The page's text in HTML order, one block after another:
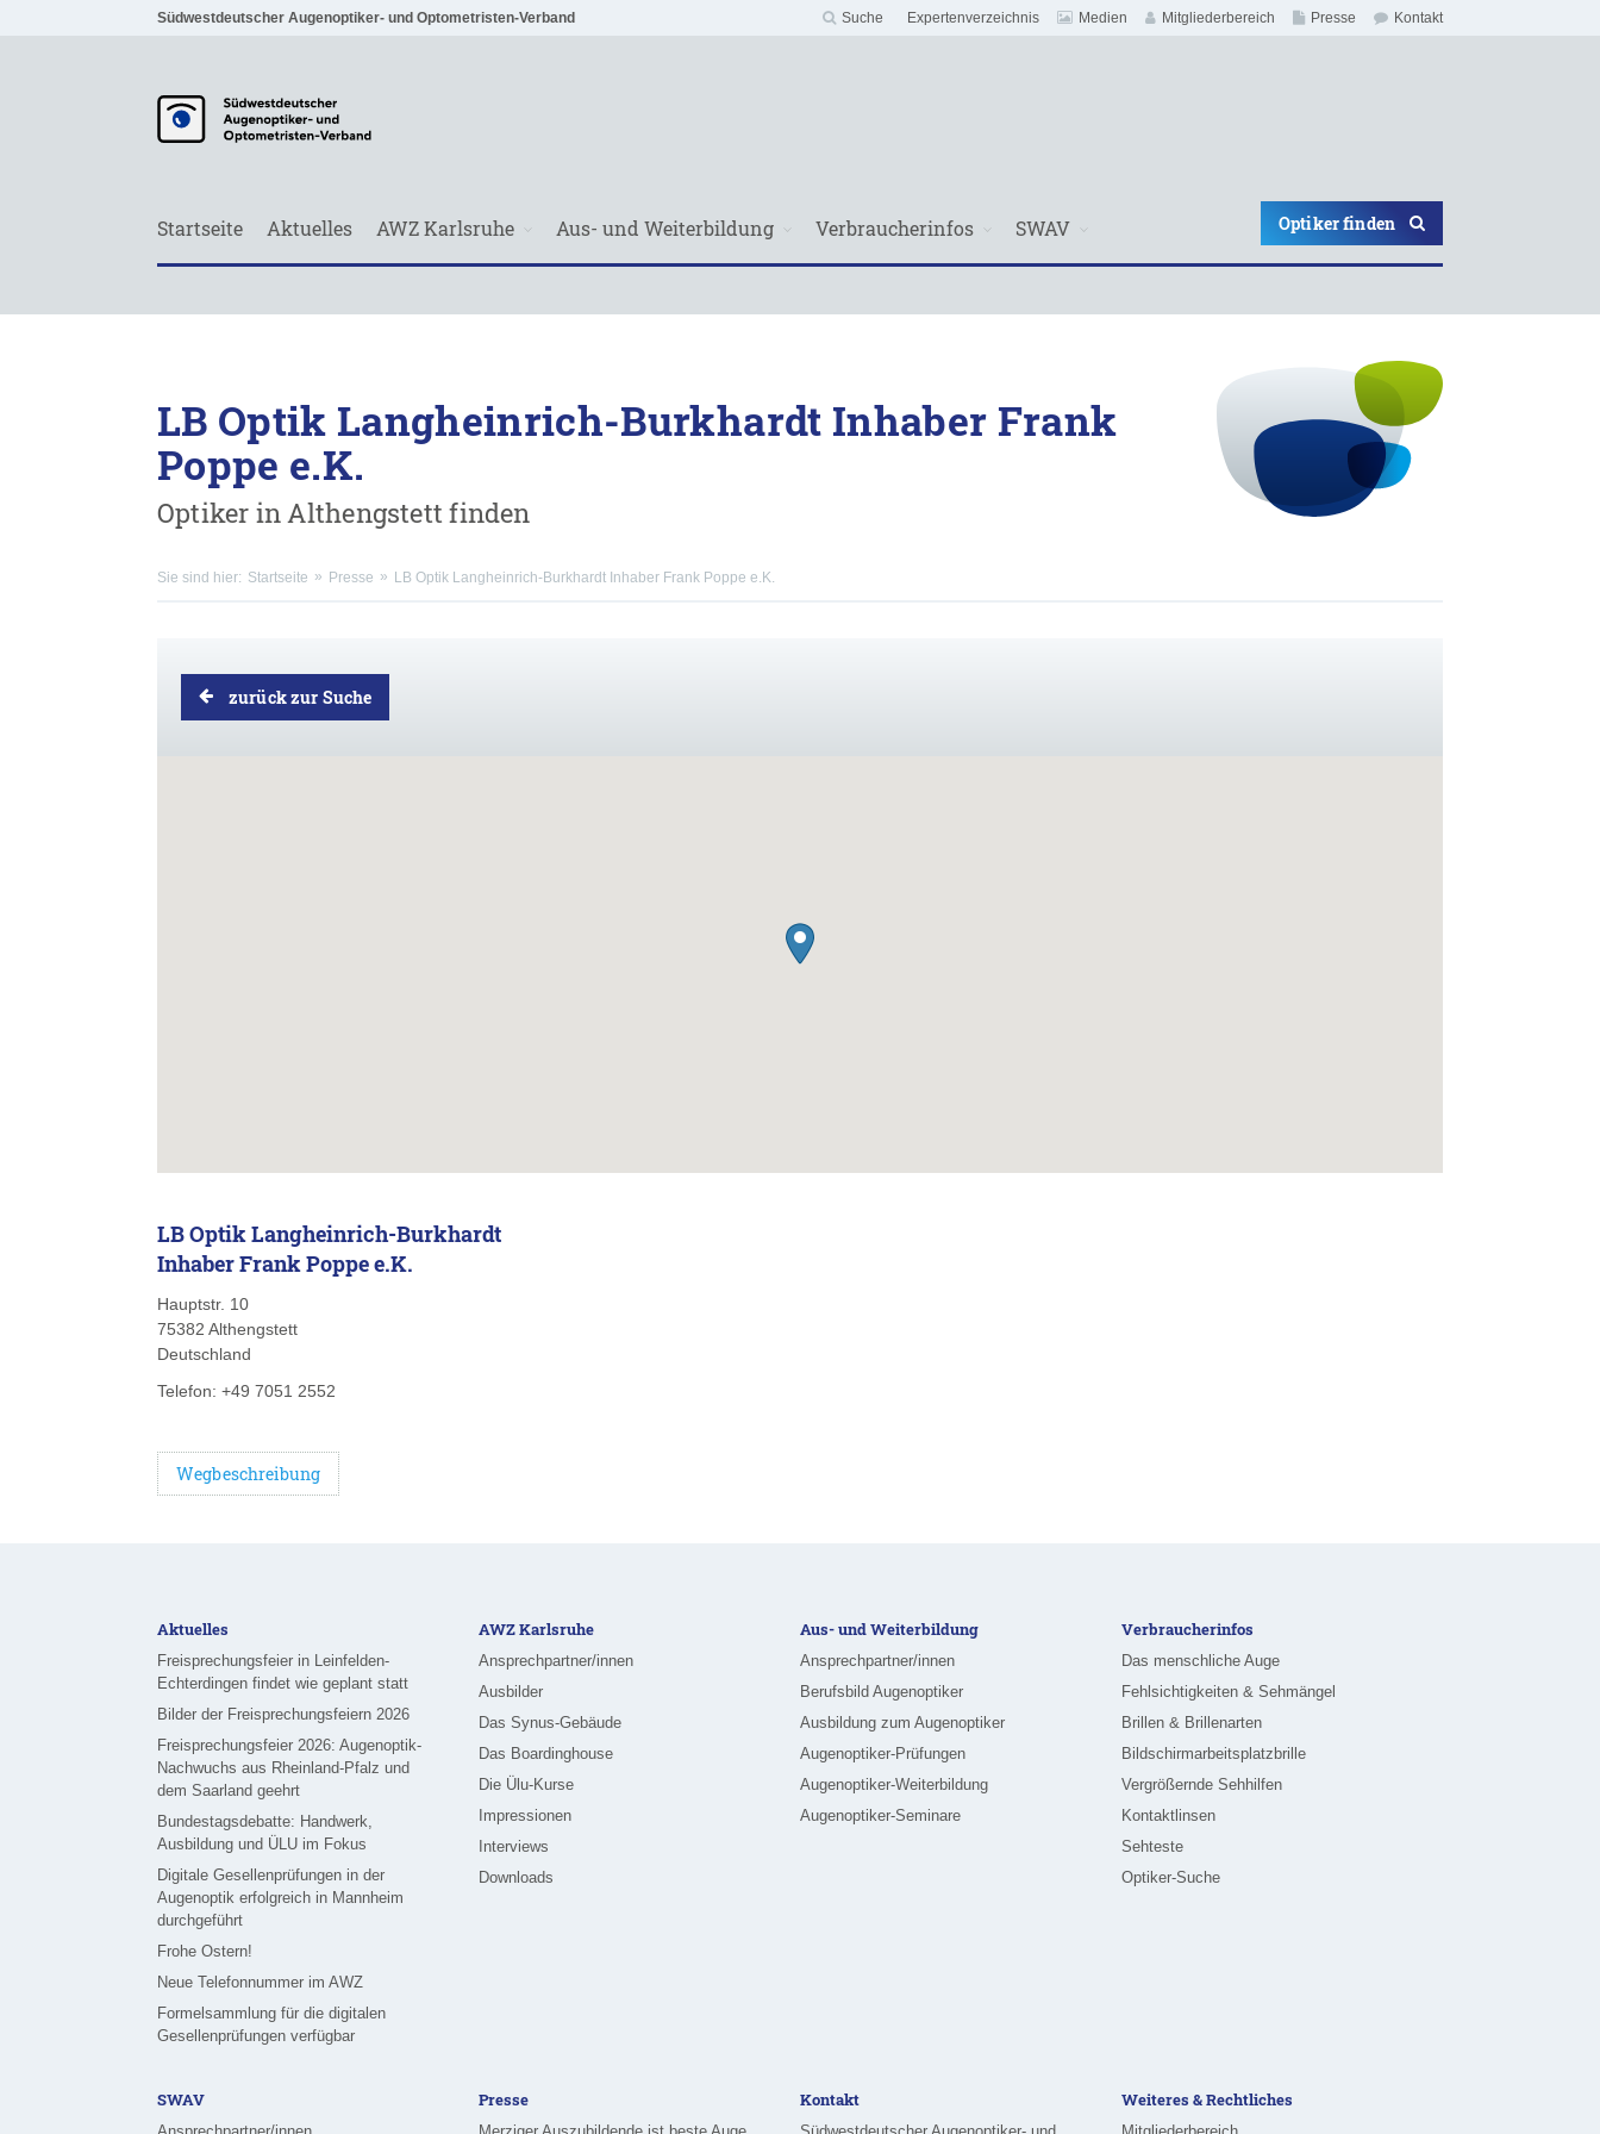
Südwestdeutscher Augenoptiker- und Optometristen-Verband Kontakt
Presse
Mitgliederbereich
Medien
Expertenverzeichnis
Suche
Startseite Aktuelles AWZ Karlsruhe Aus- und Weiterbildung Verbraucherinfos SWAV Optiker finden
LB Optik Langheinrich-Burkhardt Inhaber Frank
Poppe e.K.
Optiker in Althengstett finden
Sie sind hier: Startseite Presse LB Optik Langheinrich-Burkhardt Inhaber Frank Poppe e.K.
zurück zur Suche
LB Optik Langheinrich-Burkhardt
Inhaber Frank Poppe e.K.
Hauptstr. 10
75382 Althengstett
Deutschland
Telefon: +49 7051 2552
Wegbeschreibung
Aktuelles
Freisprechungsfeier in Leinfelden-
Echterdingen findet wie geplant statt
Bilder der Freisprechungsfeiern 2026
Freisprechungsfeier 2026: Augenoptik-
Nachwuchs aus Rheinland-Pfalz und
dem Saarland geehrt
Bundestagsdebatte: Handwerk,
Ausbildung und ÜLU im Fokus
Digitale Gesellenprüfungen in der
Augenoptik erfolgreich in Mannheim
durchgeführt
Frohe Ostern!
Neue Telefonnummer im AWZ
Formelsammlung für die digitalen
Gesellenprüfungen verfügbar
AWZ Karlsruhe
Ansprechpartner/innen
Ausbilder
Das Synus-Gebäude
Das Boardinghouse
Die Ülu-Kurse
Impressionen
Interviews
Downloads
Aus- und Weiterbildung
Ansprechpartner/innen
Berufsbild Augenoptiker
Ausbildung zum Augenoptiker
Augenoptiker-Prüfungen
Augenoptiker-Weiterbildung
Augenoptiker-Seminare
Verbraucherinfos
Das menschliche Auge
Fehlsichtigkeiten & Sehmängel
Brillen & Brillenarten
Bildschirmarbeitsplatzbrille
Vergrößernde Sehhilfen
Kontaktlinsen
Sehteste
Optiker-Suche
SWAV Presse Kontakt Weiteres & Rechtliches